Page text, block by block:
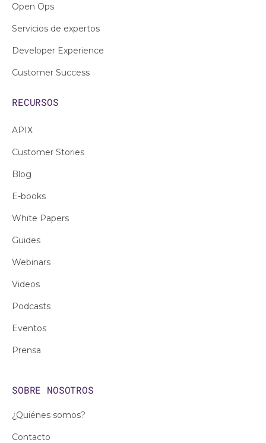
Open Ops
Servicios de expertos
Developer Experience
Customer Success
RECURSOS
APIX
Customer Stories
Blog
E-books
White Papers
Guides
Webinars
Videos
Podcasts
Eventos
Prensa
SOBRE NOSOTROS
¿Quiénes somos?
Contacto